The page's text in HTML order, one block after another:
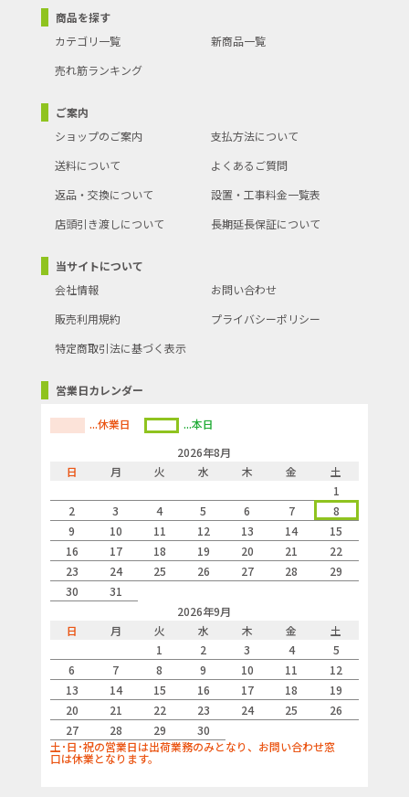
商品を探す
カテゴリ一覧
新商品一覧
売れ筋ランキング
ご案内
ショップのご案内
支払方法について
送料について
よくあるご質問
返品・交換について
設置・工事料金一覧表
店頭引き渡しについて
長期延長保証について
当サイトについて
会社情報
お問い合わせ
販売利用規約
プライバシーポリシー
特定商取引法に基づく表示
営業日カレンダー
...休業日
...本日
2026年8月
日
月 火 水 木 金
土
1
2
3 4 5 6 7
8
9
10 11 12 13 14
15
16
17 18 19 20 21
22
23
24 25 26 27 28
29
30
31
2026年9月
日
月 火 水 木 金
土
1
2 3 4
5
6
7 8 9 10 11
12
13
14 15 16 17 18
19
20
21 22 23 24 25
26
27
28 29
30
土･日･祝の営業日は出荷業務のみとなり、お問い合わせ窓
口は休業となります。